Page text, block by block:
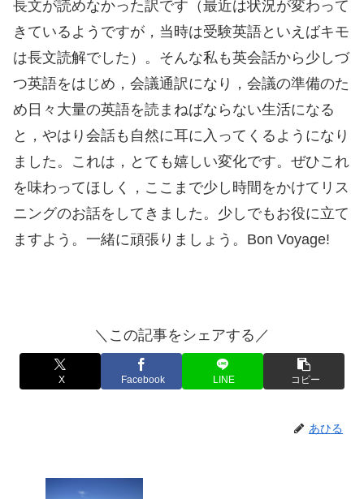
長文が読めなかった訳です（最近は状況が変わって
きているようですが，当時は受験英語といえばキモ
は長文読解でした）。そんな私も英会話から少しづ
つ英語をはじめ，会議通訳になり，会議の準備のた
め日々大量の英語を読まねばならない生活になる
と，やはり会話も自然に耳に入ってくるようになり
ました。これは，とても嬉しい変化です。ぜひこれ
を味わってほしく，ここまで少し時間をかけてリス
ニングのお話をしてきました。少しでもお役に立て
ますよう。一緒に頑張りましょう。Bon Voyage!
＼この記事をシェアする／
X Facebook LINE コピー
あひる